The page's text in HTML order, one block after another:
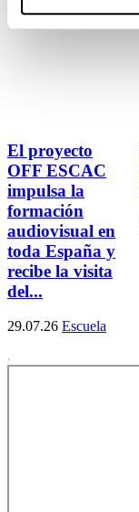
El proyecto
OFF ESCAC
impulsa la
formación
audiovisual en
toda España y
recibe la visita
del...
29.07.26 Escuela